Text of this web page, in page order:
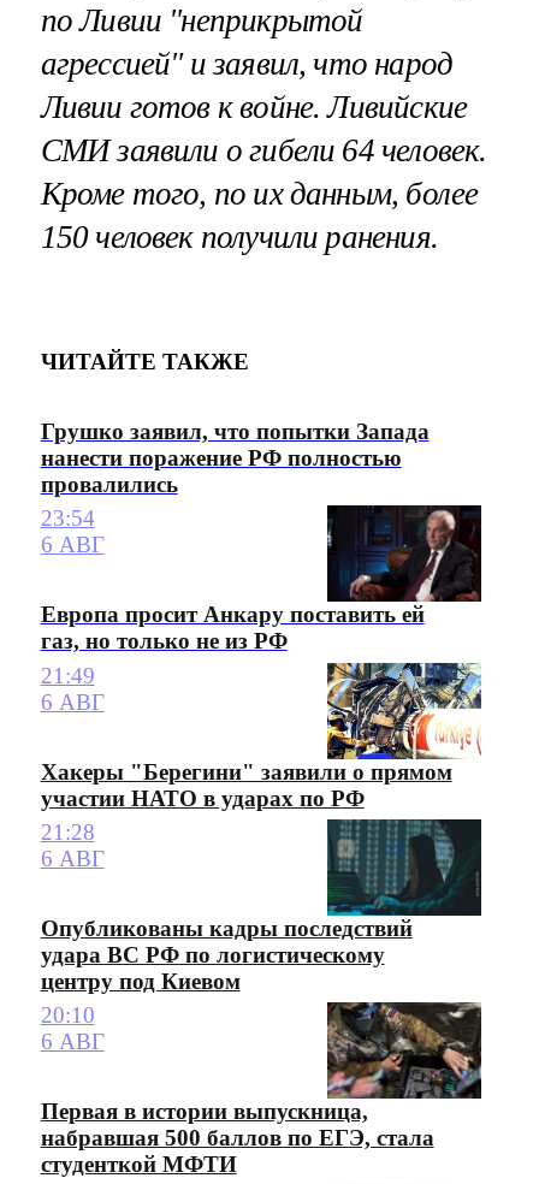
по Ливии "неприкрытой
агрессией" и заявил, что народ
Ливии готов к войне. Ливийские
СМИ заявили о гибели 64 человек.
Кроме того, по их данным, более
150 человек получили ранения.
ЧИТАЙТЕ ТАКЖЕ
Грушко заявил, что попытки Запада
нанести поражение РФ полностью
провалились
23:54
6 АВГ
Европа просит Анкару поставить ей
газ, но только не из РФ
21:49
6 АВГ
Хакеры "Берегини" заявили о прямом
участии НАТО в ударах по РФ
21:28
6 АВГ
Опубликованы кадры последствий
удара ВС РФ по логистическому
центру под Киевом
20:10
6 АВГ
Первая в истории выпускница,
набравшая 500 баллов по ЕГЭ, стала
студенткой МФТИ